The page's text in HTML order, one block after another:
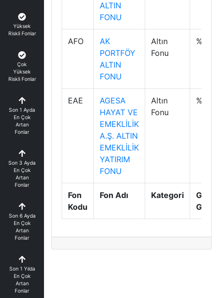
Yüksek
Riskli Fonlar
Çok
Yüksek
Riskli Fonlar
Son 1 Ayda
En Çok
Artan
Fonlar
Son 3 Ayda
En Çok
Artan
Fonlar
Son 6 Ayda
En Çok
Artan
Fonlar
Son 1 Yılda
En Çok
Artan
Fonlar
Fon
Kodu
Fon Adı Kategori
Getiri
ALTIN
FONU
AFO
AK
PORTFÖY
ALTIN
FONU
Altın
Fonu
%-
EAE
AGESA
HAYAT VE
EMEKLİLİK
A.Ş. ALTIN
EMEKLİLİK
YATIRIM
FONU
Altın
Fonu
%-